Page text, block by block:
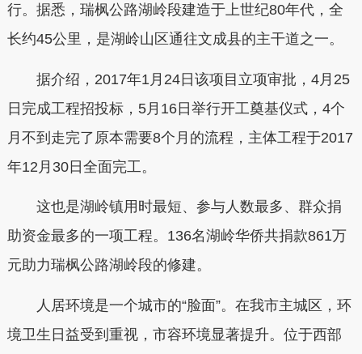
行。据悉，瑞枫公路湖岭段建造于上世纪80年代，全
长约45公里，是湖岭山区通往文成县的主干道之一。
据介绍，2017年1月24日该项目立项审批，4月25
日完成工程招投标，5月16日举行开工奠基仪式，4个
月不到走完了原本需要8个月的流程，主体工程于2017
年12月30日全面完工。
这也是湖岭镇用时最短、参与人数最多、群众捐
助资金最多的一项工程。136名湖岭华侨共捐款861万
元助力瑞枫公路湖岭段的修建。
人居环境是一个城市的“脸面”。在我市主城区，环
境卫生日益受到重视，市容环境显著提升。位于西部